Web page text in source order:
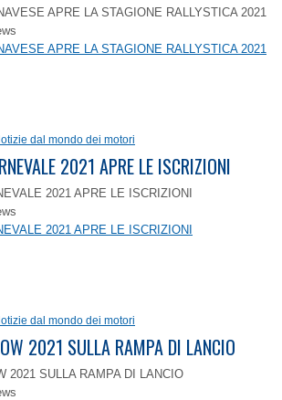
APRE LA STAGIONE RALLYSTICA 2021
APRE LA STAGIONE RALLYSTICA 2021
dal mondo dei motori
2021 APRE LE ISCRIZIONI
2021 APRE LE ISCRIZIONI
2021 APRE LE ISCRIZIONI
dal mondo dei motori
2021 SULLA RAMPA DI LANCIO
2021 SULLA RAMPA DI LANCIO